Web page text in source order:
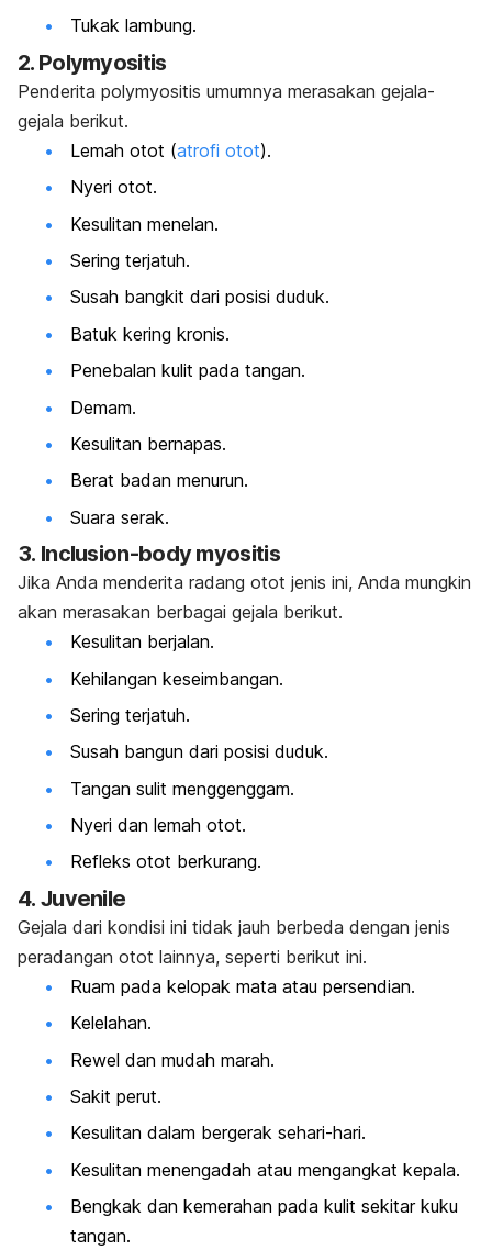
Tukak lambung.
2. Polymyositis
Penderita polymyositis umumnya merasakan gejala-
gejala berikut.
Lemah otot (atrofi otot).
Nyeri otot.
Kesulitan menelan.
Sering terjatuh.
Susah bangkit dari posisi duduk.
Batuk kering kronis.
Penebalan kulit pada tangan.
Demam.
Kesulitan bernapas.
Berat badan menurun.
Suara serak.
3. Inclusion-body myositis
Jika Anda menderita radang otot jenis ini, Anda mungkin
akan merasakan berbagai gejala berikut.
Kesulitan berjalan.
Kehilangan keseimbangan.
Sering terjatuh.
Susah bangun dari posisi duduk.
Tangan sulit menggenggam.
Nyeri dan lemah otot.
Refleks otot berkurang.
4. Juvenile
Gejala dari kondisi ini tidak jauh berbeda dengan jenis
peradangan otot lainnya, seperti berikut ini.
Ruam pada kelopak mata atau persendian.
Kelelahan.
Rewel dan mudah marah.
Sakit perut.
Kesulitan dalam bergerak sehari-hari.
Kesulitan menengadah atau mengangkat kepala.
Bengkak dan kemerahan pada kulit sekitar kuku
tangan.